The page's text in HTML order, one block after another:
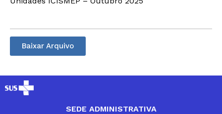
Baixar Arquivo
SEDE ADMINISTRATIVA